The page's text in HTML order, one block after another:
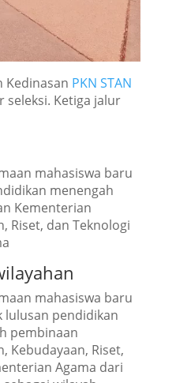
Kedinasan PKN STAN
seleksi. Ketiga jalur
mahasiswa baru
menengah
Kementerian
Riset, dan Teknologi
mahasiswa baru
lulusan pendidikan
pembinaan
Kebudayaan, Riset,
Agama dari